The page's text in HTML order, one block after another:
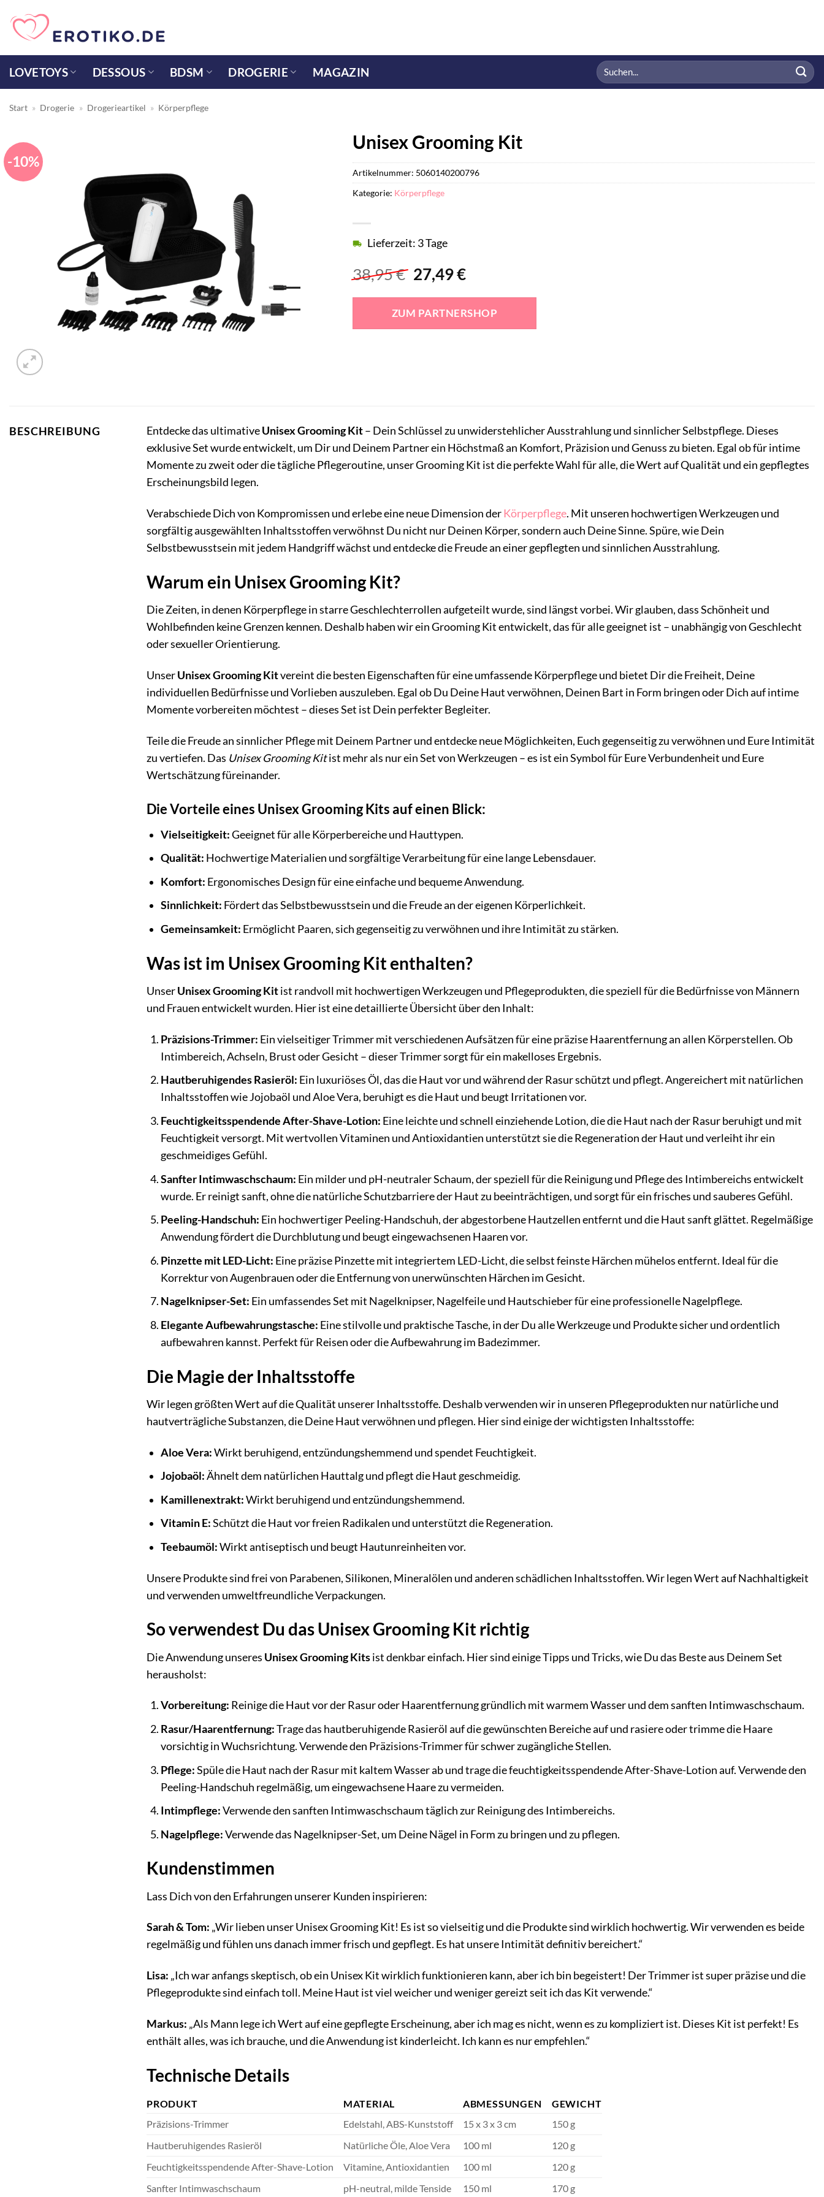
Inhalt
springen
LOVETOYS DESSOUS BDSM DROGERIE MAGAZIN
Suchen
nach:
Start » Drogerie » Drogerieartikel » Körperpflege
-10%
Unisex Grooming Kit
38,95€ Ursprünglicher
Preis
war:
38,95 €
27,49€Aktueller
ist:
27,49 €.
Lieferzeit: 3 Tage
ZUM PARTNERSHOP
Artikelnummer: 5060140200796
Kategorie: Körperpflege
BESCHREIBUNG Entdecke das ultimativeUnisex Grooming Kit– Dein Schlüssel zu unwiderstehlicher Ausstrahlung und sinnlicher Selbstpflege. Dieses
exklusive Set wurde entwickelt, um Dir und Deinem Partner ein Höchstmaß an Komfort, Präzision und Genuss zu bieten. Egal ob für intime
Momente zu zweit oder die tägliche Pflegeroutine, unser Grooming Kit ist die perfekte Wahl für alle, die Wert auf Qualität und ein gepflegtes
Erscheinungsbild legen.
Verabschiede Dich von Kompromissen und erlebe eine neue Dimension derKörperpflege. Mit unseren hochwertigen Werkzeugen und
sorgfältig ausgewählten Inhaltsstoffen verwöhnst Du nicht nur Deinen Körper, sondern auch Deine Sinne. Spüre, wie Dein
Selbstbewusstsein mit jedem Handgriff wächst und entdecke die Freude an einer gepflegten und sinnlichen Ausstrahlung.
Warum ein Unisex Grooming Kit?
Die Zeiten, in denen Körperpflege in starre Geschlechterrollen aufgeteilt wurde, sind längst vorbei. Wir glauben, dass Schönheit und
Wohlbefinden keine Grenzen kennen. Deshalb haben wir ein Grooming Kit entwickelt, das für alle geeignet ist – unabhängig von Geschlecht
oder sexueller Orientierung.
UnserUnisex Grooming Kitvereint die besten Eigenschaften für eine umfassende Körperpflege und bietet Dir die Freiheit, Deine
individuellen Bedürfnisse und Vorlieben auszuleben. Egal ob Du Deine Haut verwöhnen, Deinen Bart in Form bringen oder Dich auf intime
Momente vorbereiten möchtest – dieses Set ist Dein perfekter Begleiter.
Teile die Freude an sinnlicher Pflege mit Deinem Partner und entdecke neue Möglichkeiten, Euch gegenseitig zu verwöhnen und Eure Intimität
zu vertiefen. Das Unisex Grooming Kitist mehr als nur ein Set von Werkzeugen – es ist ein Symbol für Eure Verbundenheit und Eure
Wertschätzung füreinander.
Die Vorteile eines Unisex Grooming Kits auf einen Blick:
Vielseitigkeit:Geeignet für alle Körperbereiche und Hauttypen.
Qualität: Hochwertige Materialien und sorgfältige Verarbeitung für eine lange Lebensdauer.
Komfort: Ergonomisches Design für eine einfache und bequeme Anwendung.
Sinnlichkeit: Fördert das Selbstbewusstsein und die Freude an der eigenen Körperlichkeit.
Gemeinsamkeit: Ermöglicht Paaren, sich gegenseitig zu verwöhnen und ihre Intimität zu stärken.
Was ist im Unisex Grooming Kit enthalten?
UnserUnisex Grooming Kitist randvoll mit hochwertigen Werkzeugen und Pflegeprodukten, die speziell für die Bedürfnisse von Männern
und Frauen entwickelt wurden. Hier ist eine detaillierte Übersicht über den Inhalt:
Präzisions-Trimmer: Ein vielseitiger Trimmer mit verschiedenen Aufsätzen für eine präzise Haarentfernung an allen Körperstellen. Ob
Intimbereich, Achseln, Brust oder Gesicht – dieser Trimmer sorgt für ein makelloses Ergebnis.
Hautberuhigendes Rasieröl: Ein luxuriöses Öl, das die Haut vor und während der Rasur schützt und pflegt. Angereichert mit natürlichen
Inhaltsstoffen wie Jojobaöl und Aloe Vera, beruhigt es die Haut und beugt Irritationen vor.
Feuchtigkeitsspendende After-Shave-Lotion: Eine leichte und schnell einziehende Lotion, die die Haut nach der Rasur beruhigt und mit
Feuchtigkeit versorgt. Mit wertvollen Vitaminen und Antioxidantien unterstützt sie die Regeneration der Haut und verleiht ihr ein
geschmeidiges Gefühl.
Sanfter Intimwaschschaum: Ein milder und pH-neutraler Schaum, der speziell für die Reinigung und Pflege des Intimbereichs entwickelt
wurde. Er reinigt sanft, ohne die natürliche Schutzbarriere der Haut zu beeinträchtigen, und sorgt für ein frisches und sauberes Gefühl.
Peeling-Handschuh: Ein hochwertiger Peeling-Handschuh, der abgestorbene Hautzellen entfernt und die Haut sanft glättet. Regelmäßige
Anwendung fördert die Durchblutung und beugt eingewachsenen Haaren vor.
Pinzette mit LED-Licht: Eine präzise Pinzette mit integriertem LED-Licht, die selbst feinste Härchen mühelos entfernt. Ideal für die
Korrektur von Augenbrauen oder die Entfernung von unerwünschten Härchen im Gesicht.
Nagelknipser-Set: Ein umfassendes Set mit Nagelknipser, Nagelfeile und Hautschieber für eine professionelle Nagelpflege.
Elegante Aufbewahrungstasche: Eine stilvolle und praktische Tasche, in der Du alle Werkzeuge und Produkte sicher und ordentlich
aufbewahren kannst. Perfekt für Reisen oder die Aufbewahrung im Badezimmer.
Die Magie der Inhaltsstoffe
Wir legen größten Wert auf die Qualität unserer Inhaltsstoffe. Deshalb verwenden wir in unseren Pflegeprodukten nur natürliche und
hautverträgliche Substanzen, die Deine Haut verwöhnen und pflegen. Hier sind einige der wichtigsten Inhaltsstoffe:
Aloe Vera:Wirkt beruhigend, entzündungshemmend und spendet Feuchtigkeit.
Jojobaöl:Ähnelt dem natürlichen Hauttalg und pflegt die Haut geschmeidig.
Kamillenextrakt:Wirkt beruhigend und entzündungshemmend.
Vitamin E:Schützt die Haut vor freien Radikalen und unterstützt die Regeneration.
Teebaumöl:Wirkt antiseptisch und beugt Hautunreinheiten vor.
Unsere Produkte sind frei von Parabenen, Silikonen, Mineralölen und anderen schädlichen Inhaltsstoffen. Wir legen Wert auf Nachhaltigkeit
und verwenden umweltfreundliche Verpackungen.
So verwendest Du das Unisex Grooming Kit richtig
Die Anwendung unseres Unisex Grooming Kitsist denkbar einfach. Hier sind einige Tipps und Tricks, wie Du das Beste aus Deinem Set
herausholst:
Vorbereitung: Reinige die Haut vor der Rasur oder Haarentfernung gründlich mit warmem Wasser und dem sanften Intimwaschschaum.
Rasur/Haarentfernung:Trage das hautberuhigende Rasieröl auf die gewünschten Bereiche auf und rasiere oder trimme die Haare
vorsichtig in Wuchsrichtung. Verwende den Präzisions-Trimmer für schwer zugängliche Stellen.
Pflege:Spüle die Haut nach der Rasur mit kaltem Wasser ab und trage die feuchtigkeitsspendende After-Shave-Lotion auf. Verwende den
Peeling-Handschuh regelmäßig, um eingewachsene Haare zu vermeiden.
Intimpflege:Verwende den sanften Intimwaschschaum täglich zur Reinigung des Intimbereichs.
Nagelpflege:Verwende das Nagelknipser-Set, um Deine Nägel in Form zu bringen und zu pflegen.
Kundenstimmen
Lass Dich von den Erfahrungen unserer Kunden inspirieren:
Sarah & Tom: „Wir lieben unser Unisex Grooming Kit! Es ist so vielseitig und die Produkte sind wirklich hochwertig. Wir verwenden es beide
regelmäßig und fühlen uns danach immer frisch und gepflegt. Es hat unsere Intimität definitiv bereichert.“
Lisa: „Ich war anfangs skeptisch, ob ein Unisex Kit wirklich funktionieren kann, aber ich bin begeistert! Der Trimmer ist super präzise und die
Pflegeprodukte sind einfach toll. Meine Haut ist viel weicher und weniger gereizt seit ich das Kit verwende.“
Markus: „Als Mann lege ich Wert auf eine gepflegte Erscheinung, aber ich mag es nicht, wenn es zu kompliziert ist. Dieses Kit ist perfekt! Es
enthält alles, was ich brauche, und die Anwendung ist kinderleicht. Ich kann es nur empfehlen.“
Technische Details
PRODUKT MATERIAL ABMESSUNGEN
GEWICHT
Präzisions-Trimmer
Edelstahl, ABS-Kunststoff 15 x 3 x 3 cm
150 g
Hautberuhigendes Rasieröl
Natürliche Öle, Aloe Vera 100 ml
120 g
Feuchtigkeitsspendende After-Shave-Lotion
Vitamine, Antioxidantien 100 ml
120 g
Sanfter Intimwaschschaum
pH-neutral, milde Tenside 150 ml 170 g